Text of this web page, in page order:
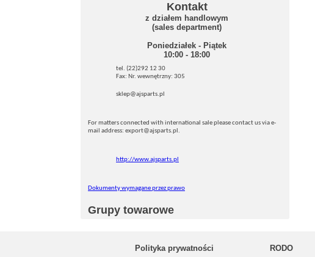
Kontakt
z działem handlowym
(sales department)
Poniedziałek - Piątek
10:00 - 18:00
tel. (22)292 12 30
Fax: Nr. wewnętrzny: 305
sklep@ajsparts.pl
For matters connected with international sale please contact us via e-
mail address: export@ajsparts.pl.
http://www.ajsparts.pl
Dokumenty wymagane przez prawo
Grupy towarowe
Polityka prywatności RODO